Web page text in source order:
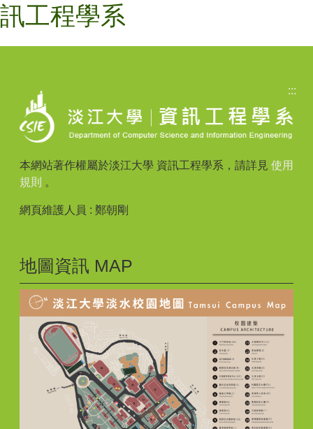
訊工程學系
:::
本網站著作權屬於淡江大學 資訊工程學系，請詳見 使用
規則 。
網頁維護人員 : 鄭朝剛
地圖資訊 MAP